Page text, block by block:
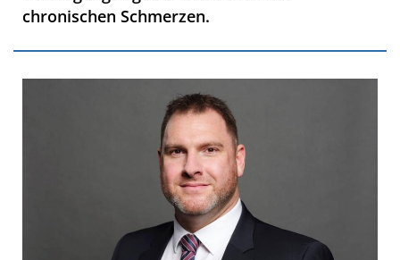
chronischen Schmerzen.